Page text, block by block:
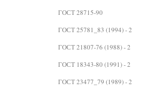
ГОСТ 28715-90
ГОСТ 25781_83 (1994) - 2
ГОСТ 21807-76 (1988) - 2
ГОСТ 18343-80 (1991) - 2
ГОСТ 23477_79 (1989) - 2